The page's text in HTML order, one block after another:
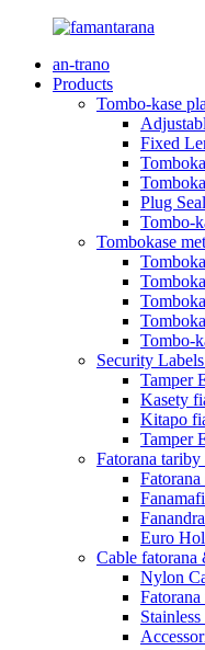
an-trano
Products
Tombo-kase
Fixed
Plug
Tombo-
Tombokase
Tombo-
Security
Tamper
Kasety
Kitapo
Tamper
Fatorana tariby
Euro
Cable fatorana
Nylon